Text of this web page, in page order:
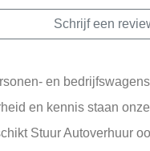
Schrijf een
en
en kennis staan
Stuur Autoverhuur